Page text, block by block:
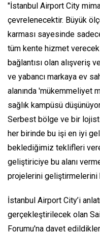
"İstanbul Airport City
çevrelenecektir. Büyük
karması sayesinde
tüm kente hizmet
bağlantısı olan alışveriş
ve yabancı markaya ev
alanında 'mükemmeliyet
sağlık kampüsü
Serbest bölge ve bir
her birinde bu işi en iyi
beklediğimiz teklifleri
geliştiriciye bu alanı
projelerini geliştirmelerini
İstanbul Airport City’i
gerçekleştirilecek olan
Forumu'na davet